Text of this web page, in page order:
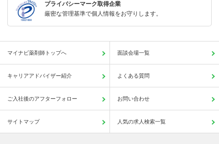
プライバシーマーク取得企業
厳密な管理基準で個人情報をお守りします。
マイナビ薬剤師トップへ 面談会場一覧
キャリアアドバイザー紹介 よくある質問
ご入社後のアフターフォロー お問い合わせ
サイトマップ 人気の求人検索一覧